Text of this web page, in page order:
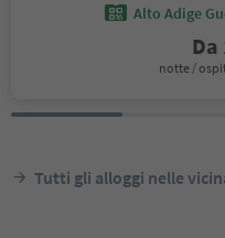
Alto Adige
Da
notte /
Tutti gli alloggi nelle